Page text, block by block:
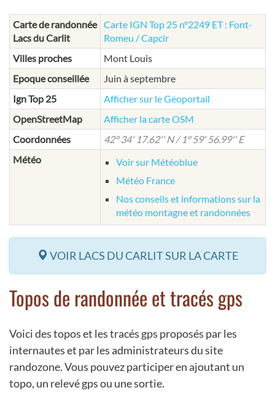
Carte de randonnée
Lacs du Carlit
Carte IGN Top 25 n°2249 ET : Font-
Romeu / Capcir
Villes proches
Mont Louis
Epoque conseillée
Juin à septembre
Ign Top 25
Afficher sur le Géoportail
OpenStreetMap
Afficher la carte OSM
Coordonnées
42° 34' 17.62'' N / 1° 59' 56.99'' E
Météo
Voir sur Météoblue
Météo France
Nos conseils et informations sur la
météo montagne et randonnées
VOIR LACS DU CARLIT SUR LA CARTE
Topos de randonnée et tracés gps
Voici des topos et les tracés gps proposés par les
internautes et par les administrateurs du site
randozone. Vous pouvez participer en ajoutant un
topo, un relevé gps ou une sortie.